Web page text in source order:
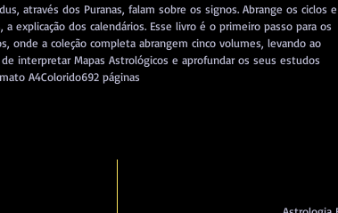
através dos Puranas, falam sobre os signos. Abrange os ciclos e
a explicação dos calendários. Esse livro é o primeiro passo para os
onde a coleção completa abrangem cinco volumes, levando ao
de interpretar Mapas Astrológicos e aprofundar os seus estudos
A4Colorido692 páginas